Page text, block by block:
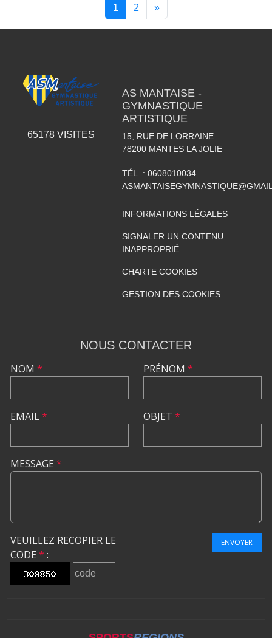
1 2 »
65178VISITES
AS MANTAISE -
GYMNASTIQUE
ARTISTIQUE
15, RUE DE LORRAINE
78200 MANTES LA JOLIE
TÉL. : 0608010034
INFORMATIONS LÉGALES
SIGNALER UN CONTENU
INAPPROPRIÉ
CHARTE COOKIES
GESTION DES COOKIES
NOUS CONTACTER
NOM *
EMAIL*
PRÉNOM *
OBJET *
MESSAGE *
VEUILLEZ RECOPIER LE
CODE * :
ENVOYER